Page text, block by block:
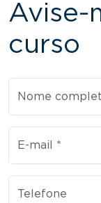
Avise-
curso